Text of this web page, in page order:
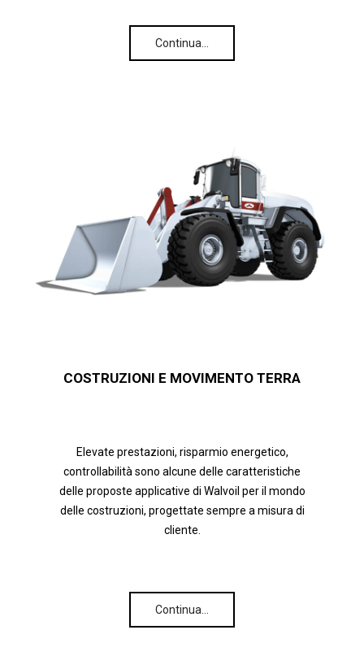
Continua…
COSTRUZIONI E MOVIMENTO TERRA
Elevate prestazioni, risparmio energetico,
controllabilità sono alcune delle caratteristiche
delle proposte applicative di Walvoil per il mondo
delle costruzioni, progettate sempre a misura di
cliente.
Continua…